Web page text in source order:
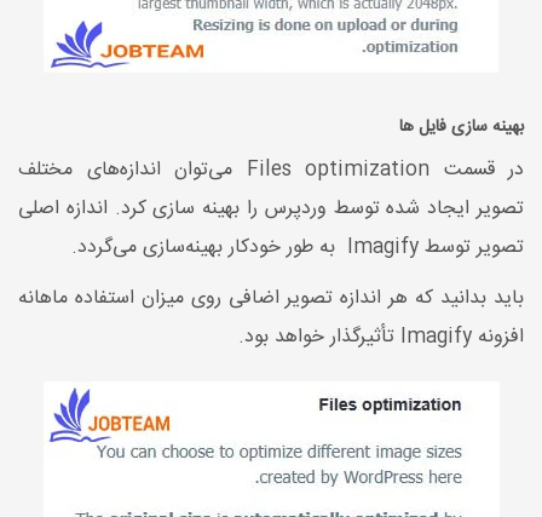
بهینه سازی فایل ها
در قسمت Files optimization می‌توان اندازه‌های مختلف
تصویر ایجاد شده توسط وردپرس را بهینه سازی کرد. اندازه اصلی
تصویر توسط Imagify به طور خودکار بهینه‌سازی می‌گردد.
باید بدانید که هر اندازه تصویر اضافی روی میزان استفاده ماهانه
افزونه Imagify تأثیرگذار خواهد بود.